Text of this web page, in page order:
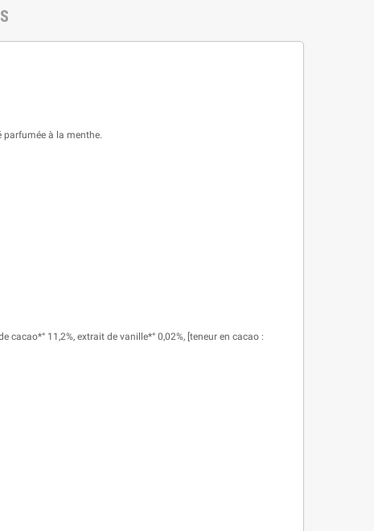
parfumée à la menthe.
cacao*° 11,2%, extrait de vanille*° 0,02%, [teneur en cacao :